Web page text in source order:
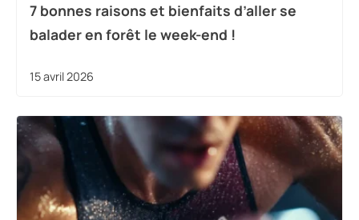
7 bonnes raisons et bienfaits d’aller se
balader en forêt le week-end !
15 avril 2026